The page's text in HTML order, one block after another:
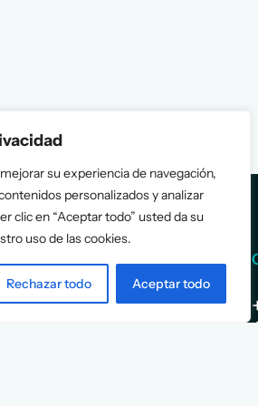
su experiencia de navegación,
personalizados y analizar
clic en “Aceptar todo” usted da su
uso de las cookies.
Rechazar todo Aceptar todo
Info
About Us